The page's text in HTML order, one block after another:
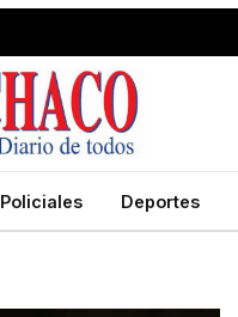
Policiales Deportes